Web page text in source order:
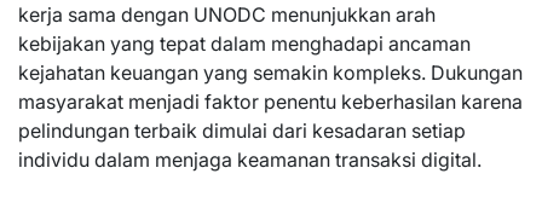
kerja sama dengan UNODC menunjukkan arah
kebijakan yang tepat dalam menghadapi ancaman
kejahatan keuangan yang semakin kompleks. Dukungan
masyarakat menjadi faktor penentu keberhasilan karena
pelindungan terbaik dimulai dari kesadaran setiap
individu dalam menjaga keamanan transaksi digital.